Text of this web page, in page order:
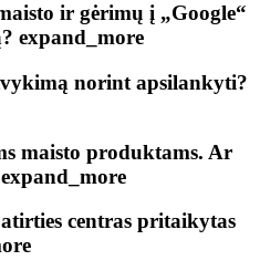
ir gėrimų į „Google“
expand_more
norint apsilankyti?
maisto produktams. Ar
expand_more
centras pritaikytas